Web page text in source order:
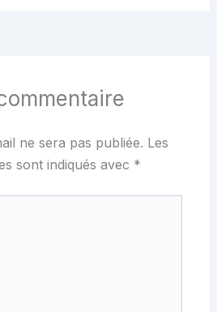
ne sera pas publiée. Les
sont indiqués avec *